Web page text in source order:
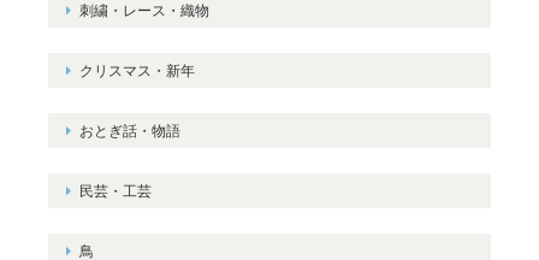
刺繍・レース・織物
クリスマス・新年
おとぎ話・物語
民芸・工芸
鳥